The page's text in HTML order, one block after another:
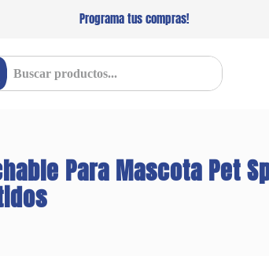
Programa tus compras!
productos...
Para Mascota Pet